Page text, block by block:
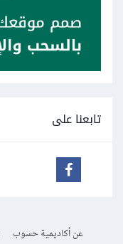
تابعنا على
عن أكاديمية حسوب